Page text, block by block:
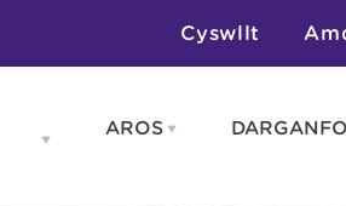
Cyswllt
Open
AROS Open